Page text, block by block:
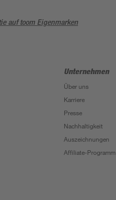
auf toom Eigenmarken
Unternehmen
Über uns
Karriere
Presse
Nachhaltigkeit
Auszeichnungen
Affiliate-Programm